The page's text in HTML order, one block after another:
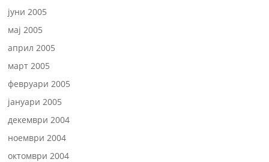
јуни 2005
мај 2005
април 2005
март 2005
февруари 2005
јануари 2005
декември 2004
ноември 2004
октомври 2004